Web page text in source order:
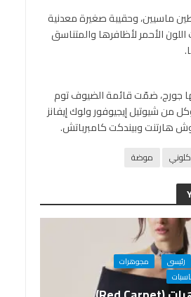
ماسيين، وحقيبة صغيرة معدنية
اللون الأحمر لأظافرها والمتناسق
جورج، ضمّت قائمة الضيوف توم
من شيوتيل إيجيوفور ولوك إيفانز
هارتنت وبيندكت كامبرباتش.
موضة
رئيسى
مجوهرات